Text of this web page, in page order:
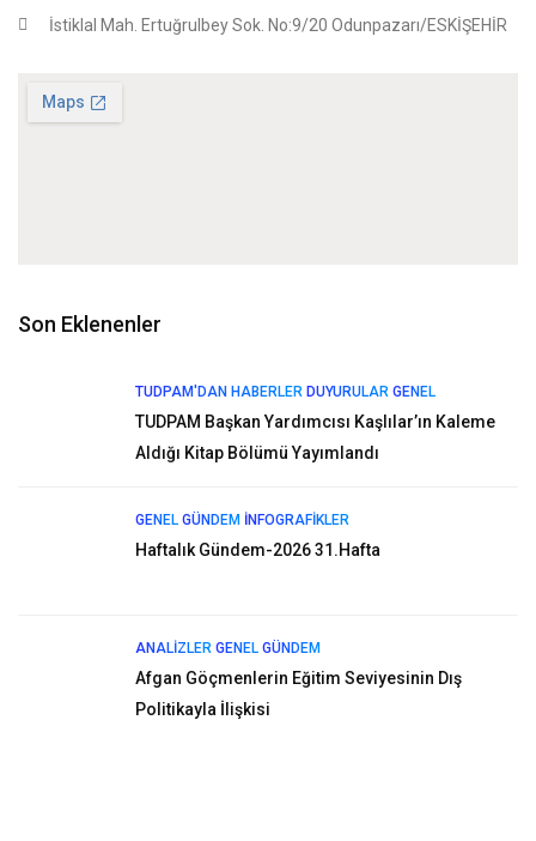
İstiklal Mah. Ertuğrulbey Sok. No:9/20 Odunpazarı/ESKİŞEHİR
Son Eklenenler
TUDPAM'DAN HABERLER DUYURULAR GENEL
TUDPAM Başkan Yardımcısı Kaşlılar’ın Kaleme
Aldığı Kitap Bölümü Yayımlandı
GENEL GÜNDEM İNFOGRAFIKLER
Haftalık Gündem-2026 31.Hafta
ANALIZLER GENEL GÜNDEM
Afgan Göçmenlerin Eğitim Seviyesinin Dış
Politikayla İlişkisi